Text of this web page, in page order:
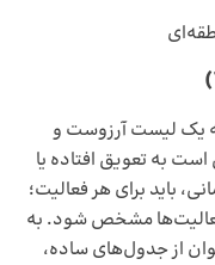
)
یک لیست آرزوست و
به تعویق افتاده یا
باید برای هر فعالیت؛
فعالیت‌ها مشخص شود. به
از جدول‌های ساده،